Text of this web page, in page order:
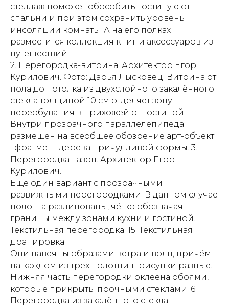
стеллаж поможет обособить гостиную от
cпальни и при этом сохранить уровень
инсоляции комнаты. А на его полках
разместится коллекция книг и аксессуаров из
путешествий.
2. Перегородка-витрина. Архитектор Егор
Курилович. Фото: Дарья Лысковец. Витрина от
пола до потолка из двухслойного закалённого
стекла толщиной 10 см отделяет зону
переобувания в прихожей от гостиной.
Внутри прозрачного параллелепипеда
размещён на всеобщее обозрение арт-объект
–фрагмент дерева причудливой формы. 3.
Перегородка-газон. Архитектор Егор
Курилович.
Еще один вариант с прозрачными
развижными перегородками. В данном случае
полотна разлинованы, чётко обозначая
границы между зонами кухни и гостиной.
Текстильная перегородка. 15. Текстильная
драпировка.
Они навеяны образами ветра и волн, причём
на каждом из трёх полотнищ рисунки разные.
Нижняя часть перегородки оклеена обоями,
которые прикрыты прочными стёклами. 6.
Перегородка из закалённого стекла.